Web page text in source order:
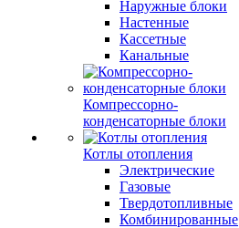
Наружные блоки
Настенные
Кассетные
Канальные
Компрессорно-
конденсаторные блоки
Котлы отопления
Электрические
Газовые
Твердотопливные
Комбинированные